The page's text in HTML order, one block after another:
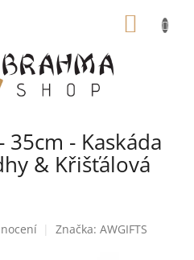
- Kaskáda
& Křišťálová
Značka: AWGIFTS